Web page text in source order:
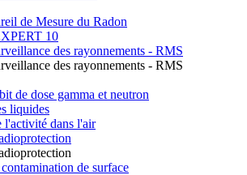
de Mesure du Radon
10
des rayonnements - RMS
des rayonnements - RMS
de dose gamma et neutron
liquides
l'activité dans l'air
de surface